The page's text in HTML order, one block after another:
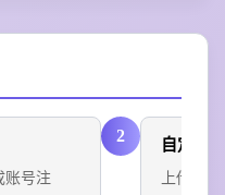
账号注
2 自定义
上传品